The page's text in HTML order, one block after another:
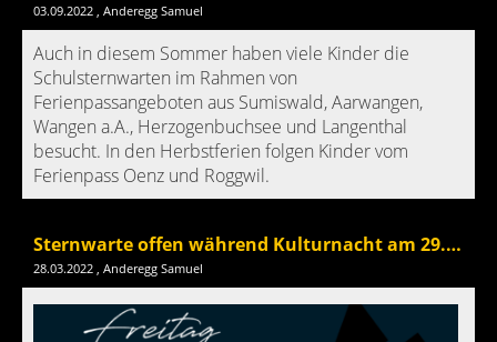
03.09.2022 , Anderegg Samuel
Auch in diesem Sommer haben viele Kinder die
Schulsternwarten im Rahmen von
Ferienpassangeboten aus Sumiswald, Aarwangen,
Wangen a.A., Herzogenbuchsee und Langenthal
besucht. In den Herbstferien folgen Kinder vom
Ferienpass Oenz und Roggwil.
Sternwarte offen während Kulturnacht am 29. April
28.03.2022 , Anderegg Samuel